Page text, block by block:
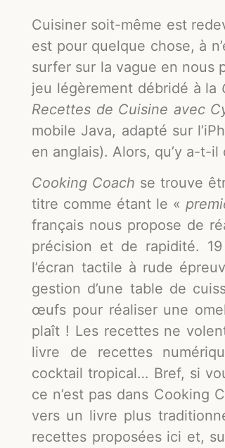
Cuisiner soit-même est
est pour quelque chose, à
surfer sur la vague en nous
jeu légèrement débridé à la
Recettes de Cuisine avec
mobile Java, adapté sur
en anglais). Alors, qu’y a-t-il
Cooking Coach se trouve
titre comme étant le «
français nous propose de
précision et de rapidité.
l’écran tactile à rude
gestion d’une table de
œufs pour réaliser une
plaît ! Les recettes ne
livre de recettes
cocktail tropical… Bref, si
ce n’est pas dans Cooking
vers un livre plus
recettes proposées ici et,